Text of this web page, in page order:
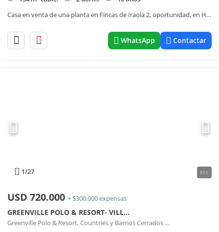
Casa en venta de una planta en Fincas de Iraola 2, oportunidad, en Hudson. Apto crédito/financiación
WhatsApp Contactar
1/27 855
USD 720.000 + $300.000 expensas
GREENVILLE POLO & RESORT- VILLA 8 - LOTE H56
Greenville Polo & Resort, Countries y Barrios Cerrados en Berazategui